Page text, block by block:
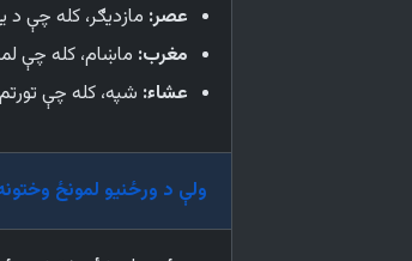
عصر: مازدیګر، کله چې
مغرب: ماښام، کله چې
عشاء: شپه، کله چې
ولې د ورځنیو لمونځ